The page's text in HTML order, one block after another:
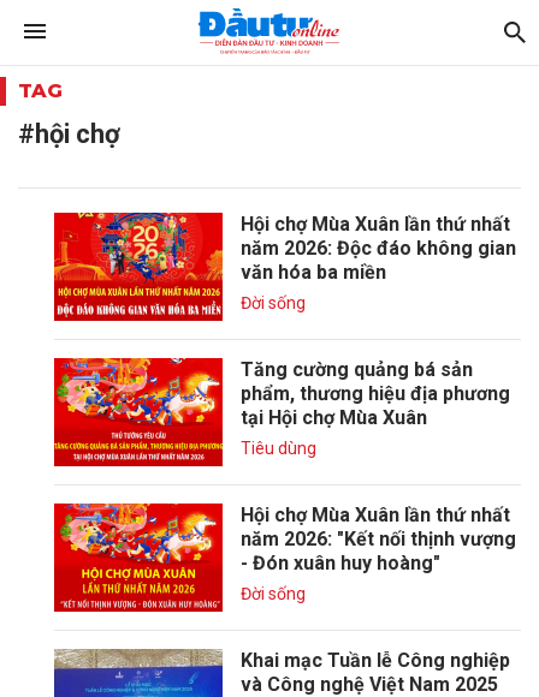
TAG
#hội chợ
Hội chợ Mùa Xuân lần thứ nhất
năm 2026: Độc đáo không gian
văn hóa ba miền
Đời sống
Tăng cường quảng bá sản
phẩm, thương hiệu địa phương
tại Hội chợ Mùa Xuân
Tiêu dùng
Hội chợ Mùa Xuân lần thứ nhất
năm 2026: "Kết nối thịnh vượng
- Đón xuân huy hoàng"
Đời sống
Khai mạc Tuần lễ Công nghiệp
và Công nghệ Việt Nam 2025